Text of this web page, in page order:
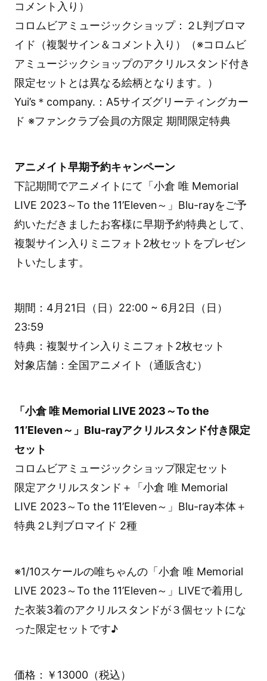
コメント入り）
コロムビアミュージックショップ：２L判ブロマ
イド（複製サイン＆コメント入り）（※コロムビ
アミュージックショップのアクリルスタンド付き
限定セットとは異なる絵柄となります。）
Yui’s＊company.：A5サイズグリーティングカー
ド ※ファンクラブ会員の方限定 期間限定特典
アニメイト早期予約キャンペーン
下記期間でアニメイトにて「小倉 唯 Memorial
LIVE 2023～To the 11’Eleven～」Blu-rayをご予
約いただきましたお客様に早期予約特典として、
複製サイン入りミニフォト2枚セットをプレゼン
トいたします。
期間：4月21日（日）22:00 ~ 6月2日（日）
23:59
特典：複製サイン入りミニフォト2枚セット
対象店舗：全国アニメイト（通販含む）
「小倉 唯 Memorial LIVE 2023～To the
11’Eleven～」Blu-rayアクリルスタンド付き限定
セット
コロムビアミュージックショップ限定セット
限定アクリルスタンド＋「小倉 唯 Memorial
LIVE 2023～To the 11’Eleven～」Blu-ray本体＋
特典２L判ブロマイド 2種
※1/10スケールの唯ちゃんの「小倉 唯 Memorial
LIVE 2023～To the 11’Eleven～」LIVEで着用し
た衣装3着のアクリルスタンドが３個セットにな
った限定セットです♪
価格：￥13000（税込）